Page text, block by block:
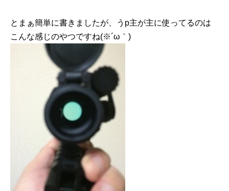
とまぁ簡単に書きましたが、うp主が主に使ってるのは
こんな感じのやつですね(※´ω｀)